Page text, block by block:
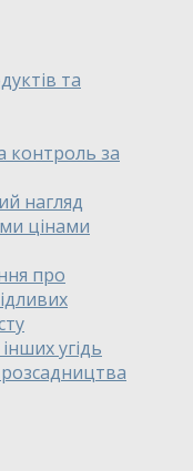
та
контроль за
нагляд
цінами
про
угідь